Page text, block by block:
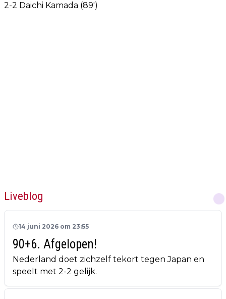
2-2 Daichi Kamada (89')
Liveblog
14 juni 2026 om 23:55
90+6. Afgelopen!
Nederland doet zichzelf tekort tegen Japan en
speelt met 2-2 gelijk.